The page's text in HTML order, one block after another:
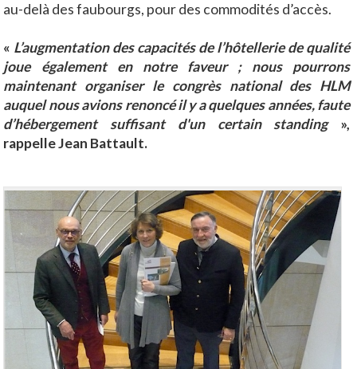
au-delà des faubourgs, pour des commodités d’accès.
« L’augmentation des capacités de l’hôtellerie de qualité
joue également en notre faveur ; nous pourrons
maintenant organiser le congrès national des HLM
auquel nous avions renoncé il y a quelques années, faute
d’hébergement suffisant
d'un certain standing»,
rappelle Jean Battault.